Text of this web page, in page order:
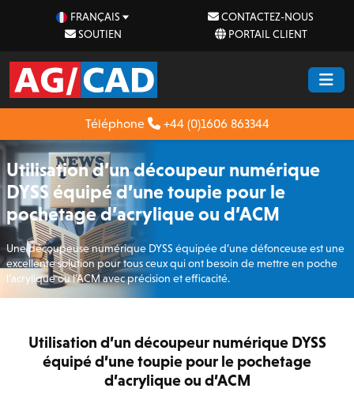
FRANÇAIS
CONTACTEZ-NOUS
SOUTIEN
PORTAIL CLIENT
Téléphone +44 (0)1606 863344
Utilisation d’un découpeur numérique
DYSS équipé d’une toupie pour le
pochetage d’acrylique ou d’ACM
Une découpeuse numérique DYSS équipée d’une défonceuse est une
excellente solution pour tous ceux qui ont besoin de mettre en poche
l’acrylique ou l’ACM avec précision et efficacité.
Utilisation d’un découpeur numérique DYSS
équipé d’une toupie pour le pochetage
d’acrylique ou d’ACM